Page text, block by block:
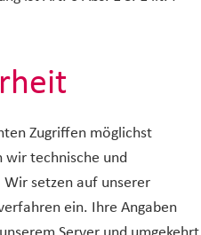
Zugriffen möglichst
wir technische und
setzen auf unserer
ein. Ihre Angaben